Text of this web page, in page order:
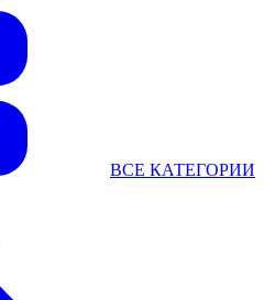
ВСЕ КАТЕГОРИИ